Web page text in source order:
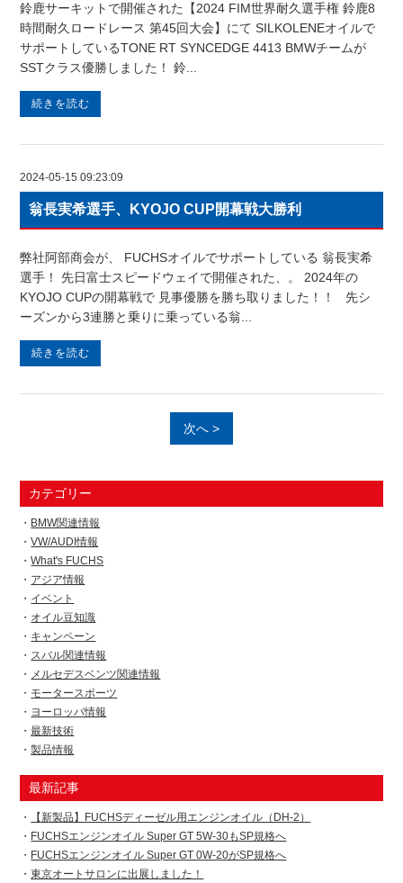
カテゴリー
BMW関連情報
VW/AUDI情報
What's FUCHS
アジア情報
イベント
オイル豆知識
キャンペーン
スバル関連情報
メルセデスベンツ関連情報
モータースポーツ
ヨーロッパ情報
最新技術
製品情報
最新記事
【新製品】FUCHSディーゼル用エンジンオイル（DH-2）
FUCHSエンジンオイル Super GT 5W-30もSP規格へ
FUCHSエンジンオイル Super GT 0W-20がSP規格へ
東京オートサロンに出展しました！
鈴鹿サーキットで開催された【2024 FIM世界耐久選手権 鈴鹿8
時間耐久ロードレース 第45回大会】にて SILKOLENEオイルで
サポートしているTONE RT SYNCEDGE 4413 BMWチームが
SSTクラス優勝しました！ 鈴...
続きを読む
2024-05-15 09:23:09
翁長実希選手、KYOJO CUP開幕戦大勝利
弊社阿部商会が、 FUCHSオイルでサポートしている 翁長実希
選手！ 先日富士スピードウェイで開催された、。 2024年の
KYOJO CUPの開幕戦で 見事優勝を勝ち取りました！！ 先シ
ーズンから3連勝と乗りに乗っている翁...
続きを読む
次へ >